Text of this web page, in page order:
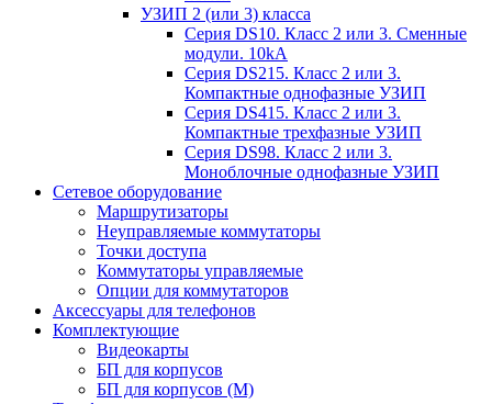
УЗИП 2 (или 3) класса
Серия DS10. Класс 2 или 3. Сменные
модули. 10kA
Серия DS215. Класс 2 или 3.
Компактные однофазные УЗИП
Серия DS415. Класс 2 или 3.
Компактные трехфазные УЗИП
Серия DS98. Класс 2 или 3.
Моноблочные однофазные УЗИП
Сетевое оборудование
Маршрутизаторы
Неуправляемые коммутаторы
Точки доступа
Коммутаторы управляемые
Опции для коммутаторов
Аксессуары для телефонов
Комплектующие
Видеокарты
БП для корпусов
БП для корпусов (М)